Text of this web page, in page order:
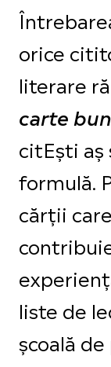
orice
literare
carte
citEști aș
formulă.
cărții
liste de
școală